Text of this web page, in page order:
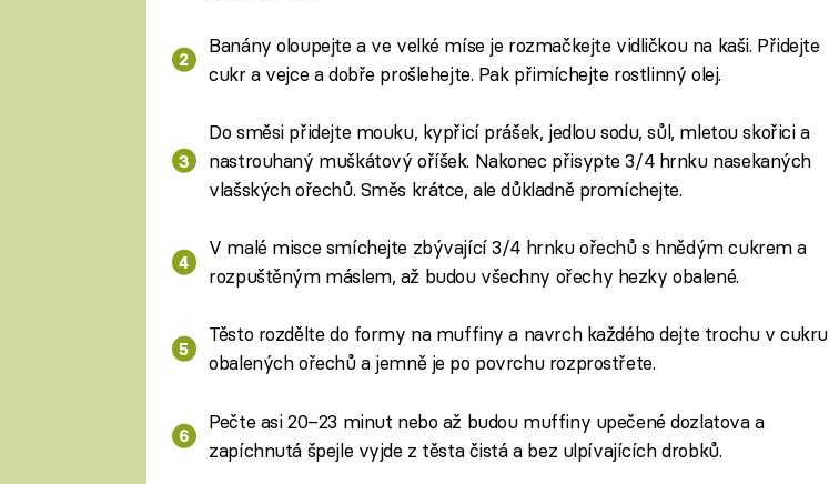
Banány oloupejte a ve velké míse je rozmačkejte vidličkou na kaši. Přidejte
cukr a vejce a dobře prošlehejte. Pak přimíchejte rostlinný olej.
Do směsi přidejte mouku, kypřicí prášek, jedlou sodu, sůl, mletou skořici a
nastrouhaný muškátový oříšek. Nakonec přisypte 3/4 hrnku nasekaných
vlašských ořechů. Směs krátce, ale důkladně promíchejte.
V malé misce smíchejte zbývající 3/4 hrnku ořechů s hnědým cukrem a
rozpuštěným máslem, až budou všechny ořechy hezky obalené.
Těsto rozdělte do formy na muffiny a navrch každého dejte trochu v cukru
obalených ořechů a jemně je po povrchu rozprostřete.
Pečte asi 20–23 minut nebo až budou muffiny upečené dozlatova a
zapíchnutá špejle vyjde z těsta čistá a bez ulpívajících drobků.